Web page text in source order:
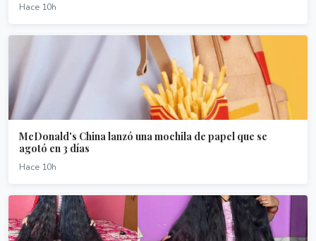
Hace 10h
McDonald's China lanzó una mochila de papel que se
agotó en 3 días
Hace 10h